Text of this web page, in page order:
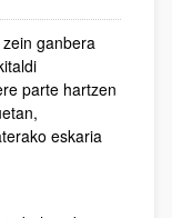
ganbera
parte hartzen
eskaria